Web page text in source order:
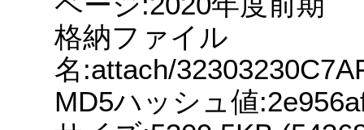
格納ファイル
名:attach/
MD5ハッシュ値